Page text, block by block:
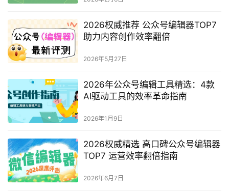
2026权威推荐 公众号编辑器TOP7
助力内容创作效率翻倍
2026年5月27日
2026年公众号编辑工具精选：4款
AI驱动工具的效率革命指南
2026年1月9日
2026权威精选 高口碑公众号编辑器
TOP7 运营效率翻倍指南
2026年6月7日